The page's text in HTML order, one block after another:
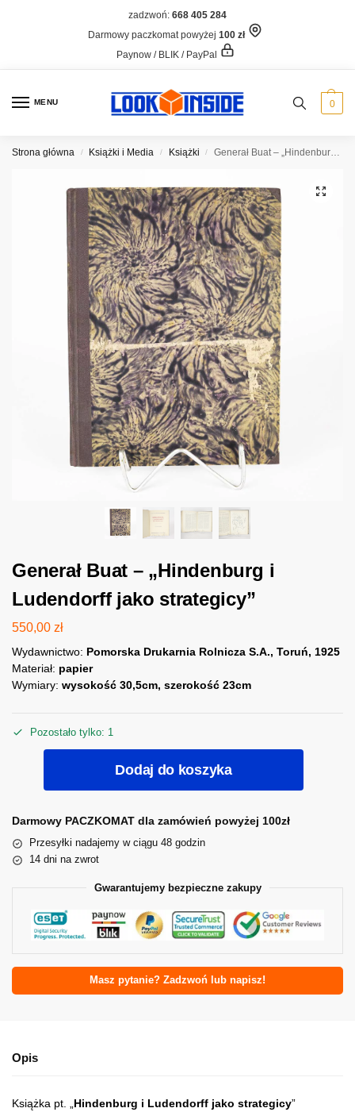
zadzwoń: 668 405 284
Darmowy paczkomat powyżej 100 zł
Paynow / BLIK / PayPal
MENU 0
Strona główna / Książki i Media / Książki / Generał Buat – „Hindenburg i Ludendorff jako strategicy”
Generał Buat – „Hindenburg i
Ludendorff jako strategicy”
550,00 zł
Wydawnictwo: Pomorska Drukarnia Rolnicza S.A., Toruń, 1925
Materiał: papier
Wymiary: wysokość 30,5cm, szerokość 23cm
Pozostało tylko: 1
Dodaj do koszyka
Darmowy PACZKOMAT dla zamówień powyżej 100zł
Przesyłki nadajemy w ciągu 48 godzin
14 dni na zwrot
Gwarantujemy bezpieczne zakupy
Masz pytanie? Zadzwoń lub napisz!
Opis
Książka pt. „ Hindenburg i Ludendorff jako strategicy”